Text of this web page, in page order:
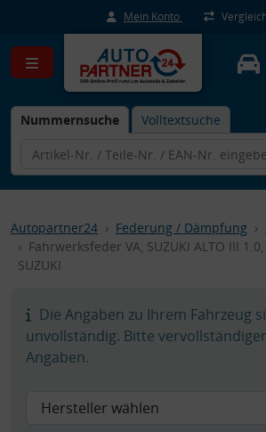
Mein Konto
Nummernsuche Volltextsuche
Autopartner24 Federung / Dämpfung
Fahrwerksfeder VA, SUZUKI ALTO III
SUZUKI
Die Angaben zu Ihrem Fahrzeug
unvollständig. Bitte
Angaben.